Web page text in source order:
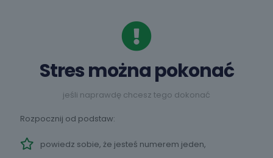
Stres można pokonać
jeśli naprawdę chcesz tego dokonać
Rozpocznij od podstaw:
powiedz sobie, że jesteś numerem jeden,